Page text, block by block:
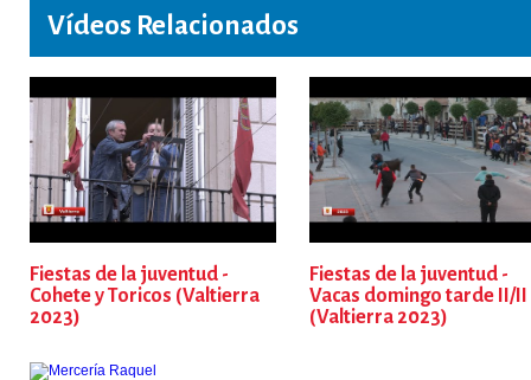
Vídeos Relacionados
Fiestas de la juventud -
Cohete y Toricos (Valtierra
2023)
Fiestas de la juventud -
Vacas domingo tarde II/II
(Valtierra 2023)